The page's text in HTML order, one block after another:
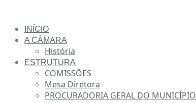
INÍCIO
A CÂMARA
História
ESTRUTURA
COMISSÕES
Mesa Diretora
PROCURADORIA GERAL DO MUNICÍPIO